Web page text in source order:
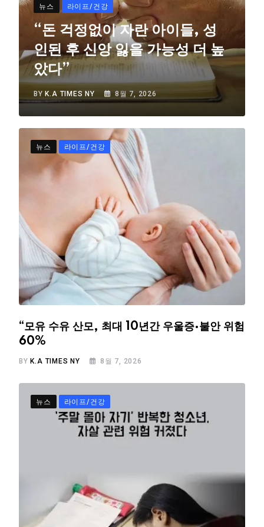
뉴스 라이프/건강
“돈 걱정없이 자란 아이들, 성
인된 후 신앙 잃을 가능성 더 높
았다”
BY K.A TIMES NY 8월 7, 2026
뉴스 라이프/건강
“모유 수유 산모, 최대 10년간 우울증·불안 위험
60%
BY K.A TIMES NY 8월 7, 2026
뉴스 라이프/건강